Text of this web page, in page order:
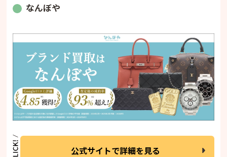
なんぼや
公式サイトで詳細を見る